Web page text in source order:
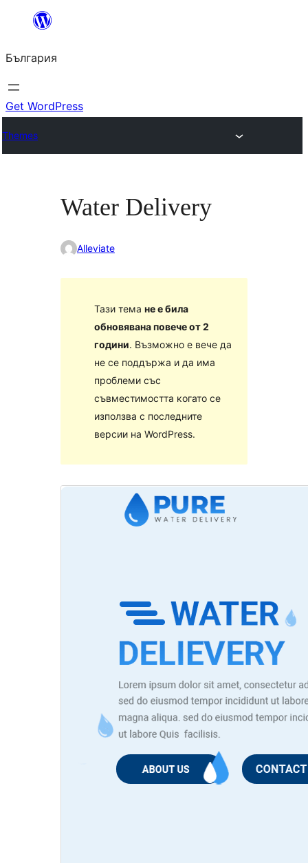
България
Get WordPress
Themes
Water Delivery
Alleviate
Тази тема не е била
обновявана повече от 2
години. Възможно е вече да
не се поддържа и да има
проблеми със
съвместимостта когато се
използва с последните
версии на WordPress.